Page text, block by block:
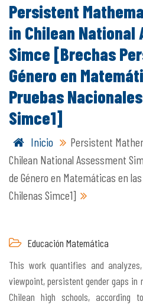
Persistent
in Chilean National
Simce [Brechas
Género en
Pruebas
Simce1]
Inicio
Persistent
Chilean National Assessment
de Género en Matemáticas en
Chilenas Simce1]
Educación Matemática
This work quantifies and
viewpoint, persistent gender gaps
Chilean high schools, according